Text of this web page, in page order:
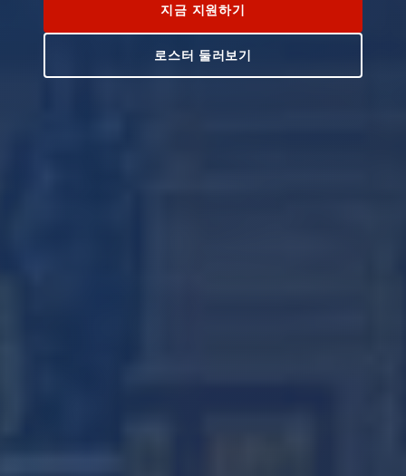
지금 지원하기
로스터 둘러보기